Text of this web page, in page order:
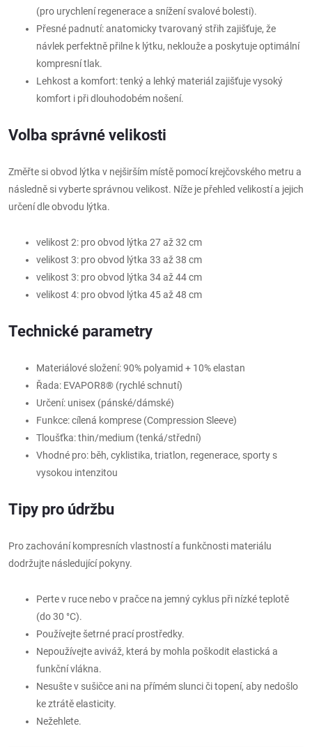
(pro urychlení regenerace a snížení svalové bolesti).
Přesné padnutí: anatomicky tvarovaný střih zajišťuje, že
návlek perfektně přilne k lýtku, neklouže a poskytuje optimální
kompresní tlak.
Lehkost a komfort: tenký a lehký materiál zajišťuje vysoký
komfort i při dlouhodobém nošení.
Volba správné velikosti
Změřte si obvod lýtka v nejširším místě pomocí krejčovského metru a
následně si vyberte správnou velikost. Níže je přehled velikostí a jejich
určení dle obvodu lýtka.
velikost 2: pro obvod lýtka 27 až 32 cm
velikost 3: pro obvod lýtka 33 až 38 cm
velikost 3: pro obvod lýtka 34 až 44 cm
velikost 4: pro obvod lýtka 45 až 48 cm
Technické parametry
Materiálové složení:90% polyamid + 10% elastan
Řada: EVAPOR8® (rychlé schnutí)
Určení: unisex (pánské/dámské)
Funkce: cílená komprese (Compression Sleeve)
Tloušťka: thin/medium (tenká/střední)
Vhodné pro: běh, cyklistika, triatlon, regenerace, sporty s
vysokou intenzitou
Tipy pro údržbu
Pro zachování kompresních vlastností a funkčnosti materiálu
dodržujte následující pokyny.
Perte v ruce nebo v pračce na jemný cyklus při nízké teplotě
(do 30 °C).
Používejte šetrné prací prostředky.
Nepoužívejte aviváž, která by mohla poškodit elastická a
funkční vlákna.
Nesušte v sušičce ani na přímém slunci či topení, aby nedošlo
ke ztrátě elasticity.
Nežehlete.